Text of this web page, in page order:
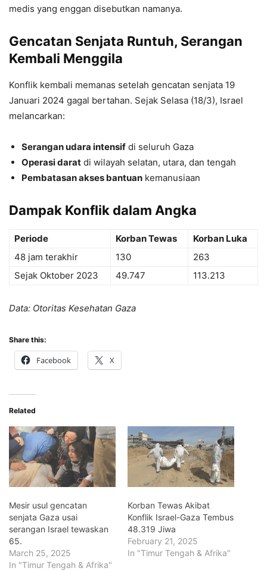
medis yang enggan disebutkan namanya.
Gencatan Senjata Runtuh, Serangan
Kembali Menggila
Konflik kembali memanas setelah gencatan senjata 19
Januari 2024 gagal bertahan. Sejak Selasa (18/3), Israel
melancarkan:
Serangan udara intensif di seluruh Gaza
Operasi darat di wilayah selatan, utara, dan tengah
Pembatasan akses bantuan kemanusiaan
Dampak Konflik dalam Angka
Periode Korban Tewas
Korban Luka
48 jam terakhir
130
263
Sejak Oktober 2023
49.747 113.213
Data: Otoritas Kesehatan Gaza
Share this:
Facebook X
Related
Mesir usul gencatan
senjata Gaza usai
serangan Israel tewaskan
65.
March 25, 2025
In "Timur Tengah & Afrika"
Korban Tewas Akibat
Konflik Israel-Gaza Tembus
48.319 Jiwa
February 21, 2025
In "Timur Tengah & Afrika"